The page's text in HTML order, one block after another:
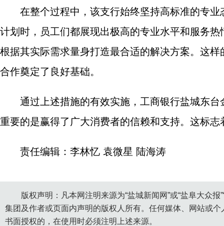
在整个过程中，该支行始终坚持高标准的专
计划时，员工们都展现出极高的专业水平和服务
根据其实际需求量身打造最合适的解决方案。这
合作奠定了良好基础。
通过上述措施的有效实施，工商银行盐城东
重要的是赢得了广大消费者的信赖和支持。这标
责任编辑：李林忆 袁微星 陆海涛
版权声明：凡本网注明来源为“盐城新闻网”或“盐阜大众
集团及作者或页面内声明的版权人所有。任何媒体、网站或
书面授权的，在使用时必须注明上述来源。